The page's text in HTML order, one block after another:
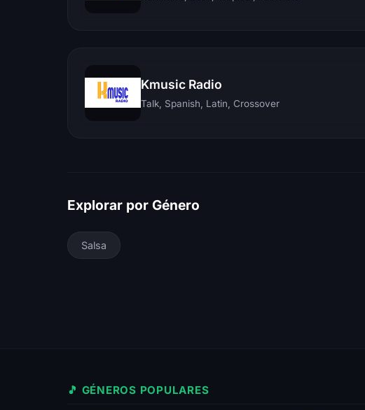
Kmusic Radio
Talk, Spanish, Latin, Crossover
Explorar por Género
Salsa
🎵 GÉNEROS POPULARES